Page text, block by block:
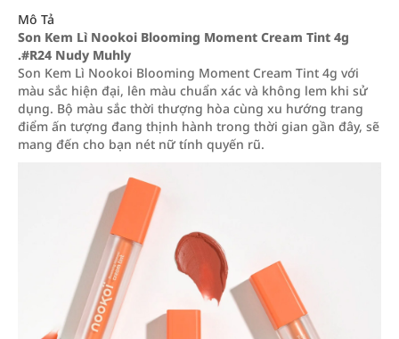
Mô Tả
Son Kem Lì Nookoi Blooming Moment Cream Tint 4g
.#R24 Nudy Muhly
Son Kem Lì Nookoi Blooming Moment Cream Tint 4g với
màu sắc hiện đại, lên màu chuẩn xác và không lem khi sử
dụng. Bộ màu sắc thời thượng hòa cùng xu hướng trang
điểm ấn tượng đang thịnh hành trong thời gian gần đây, sẽ
mang đến cho bạn nét nữ tính quyến rũ.